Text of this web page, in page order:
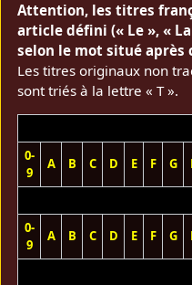
Attention, les titres
article défini (« Le », «
selon le mot situé après
Les titres originaux non
sont triés à la lettre « T ».
0-
9
A B C D E F G
0-
9
A B C D E F G